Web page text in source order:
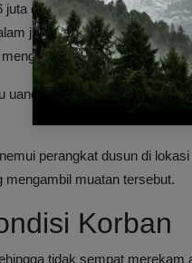
dari modal telur yang hilang
jumlah besar, bukan
barang tersebut
uang modal saya. Kalau
perangkat dusun di
mengambil muatan tersebut.
Korban
tidak sempat